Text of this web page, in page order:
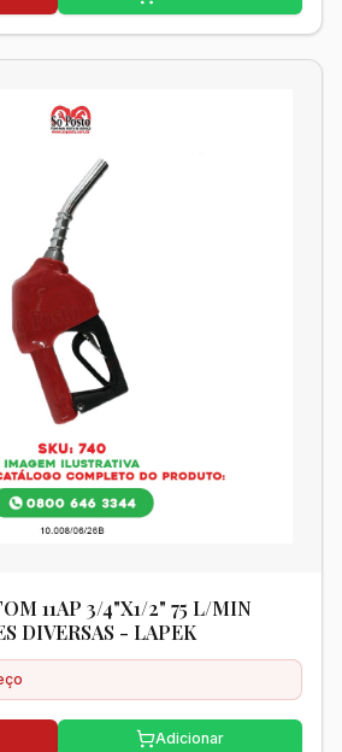
11AP 3/4"X1/2" 75 L/MIN
DIVERSAS - LAPEK
Adicionar